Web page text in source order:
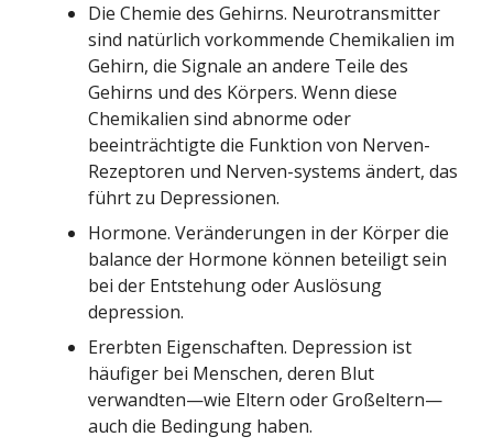
Die Chemie des Gehirns. Neurotransmitter
sind natürlich vorkommende Chemikalien im
Gehirn, die Signale an andere Teile des
Gehirns und des Körpers. Wenn diese
Chemikalien sind abnorme oder
beeinträchtigte die Funktion von Nerven-
Rezeptoren und Nerven-systems ändert, das
führt zu Depressionen.
Hormone. Veränderungen in der Körper die
balance der Hormone können beteiligt sein
bei der Entstehung oder Auslösung
depression.
Ererbten Eigenschaften. Depression ist
häufiger bei Menschen, deren Blut
verwandten—wie Eltern oder Großeltern—
auch die Bedingung haben.